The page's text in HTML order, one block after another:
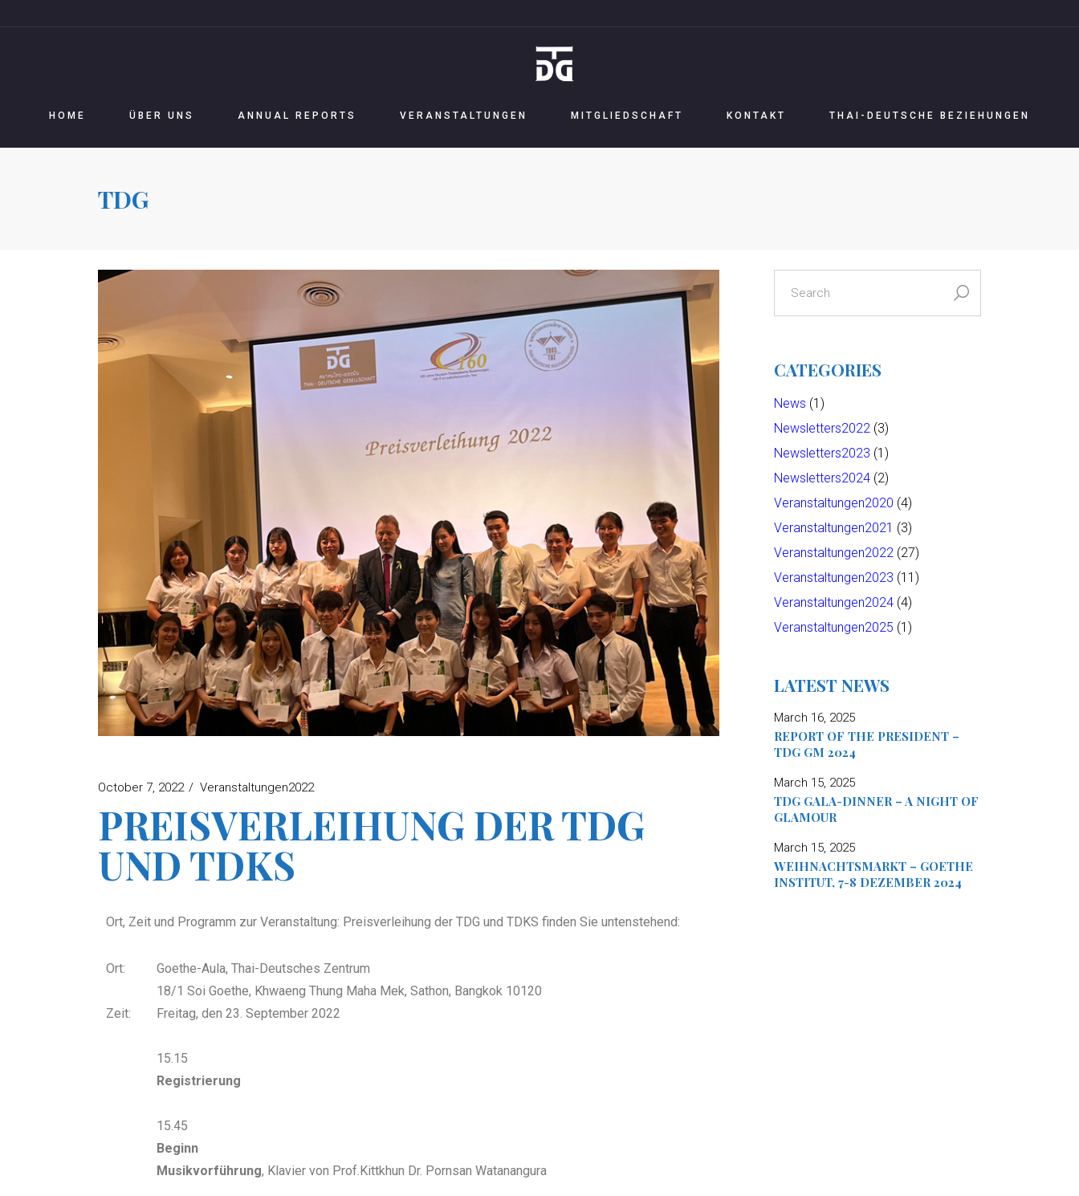
HOME ÜBER UNS ANNUAL REPORTS VERANSTALTUNGEN MITGLIEDSCHAFT KONTAKT THAI-DEUTSCHE BEZIEHUNGEN
TDG
October 7, 2022 Veranstaltungen2022
PREISVERLEIHUNG DER TDG
UND TDKS
Ort, Zeit und Programm zur Veranstaltung: Preisverleihung der TDG und TDKS finden Sie untenstehend:
Ort:
Zeit:
Goethe-Aula, Thai-Deutsches Zentrum
18/1 Soi Goethe, Khwaeng Thung Maha Mek, Sathon, Bangkok 10120
Freitag, den 23. September 2022
15.15
Registrierung
15.45
Beginn
Musikvorführung, Klavier von Prof.Kittkhun Dr. Pornsan Watanangura
CATEGORIES
News (1)
Newsletters2022 (3)
Newsletters2023 (1)
Newsletters2024 (2)
Veranstaltungen2020 (4)
Veranstaltungen2021 (3)
Veranstaltungen2022 (27)
Veranstaltungen2023 (11)
Veranstaltungen2024 (4)
Veranstaltungen2025 (1)
LATEST NEWS
REPORT OF THE PRESIDENT –
TDG GM 2024
March 16, 2025
TDG GALA-DINNER – A NIGHT OF
GLAMOUR
March 15, 2025
WEIHNACHTSMARKT – GOETHE
INSTITUT, 7-8 DEZEMBER 2024
March 15, 2025